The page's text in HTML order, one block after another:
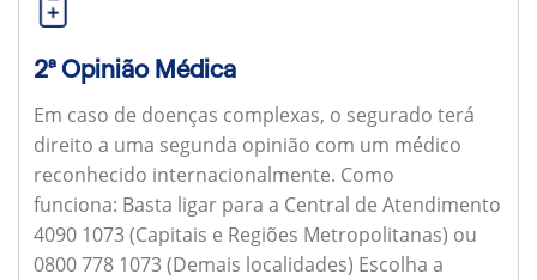
2ª Opinião Médica
Em caso de doenças complexas, o segurado terá
direito a uma segunda opinião com um médico
reconhecido internacionalmente. Como
funciona: Basta ligar para a Central de Atendimento
4090 1073 (Capitais e Regiões Metropolitanas) ou
0800 778 1073 (Demais localidades) Escolha a